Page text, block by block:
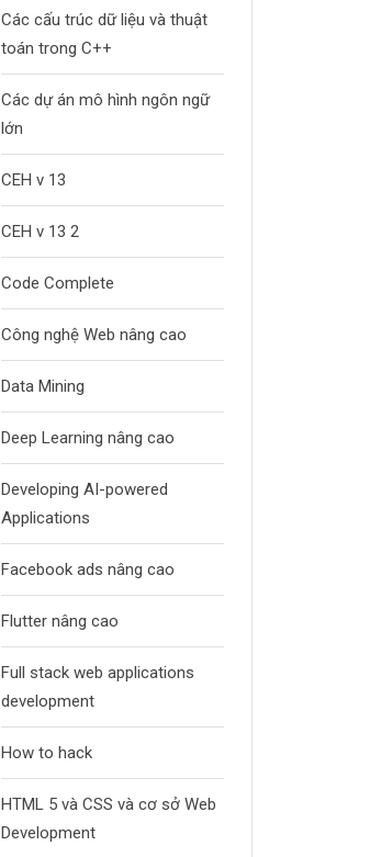
Các cấu trúc dữ liệu và thuật
toán trong C++
Các dự án mô hình ngôn ngữ
lớn
CEH v 13
CEH v 13 2
Code Complete
Công nghệ Web nâng cao
Data Mining
Deep Learning nâng cao
Developing AI-powered
Applications
Facebook ads nâng cao
Flutter nâng cao
Full stack web applications
development
How to hack
HTML 5 và CSS và cơ sở Web
Development